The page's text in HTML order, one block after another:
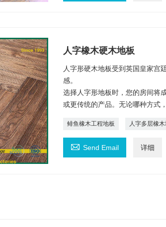
人字橡木硬木地板
人字形硬木地板受到英国皇家宫
感。
选择人字形地板时，您的房间将
或更传统的产品。无论哪种方式
鲱鱼橡木工程地板 人字多层橡
 Send Email 详细